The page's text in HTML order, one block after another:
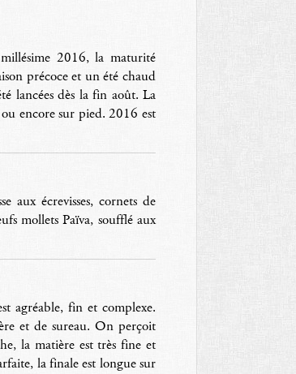
2016, la maturité
précoce et un été chaud
lancées dès la fin août. La
encore sur pied. 2016 est
aux écrevisses, cornets de
mollets Païva, soufflé aux
agréable, fin et complexe.
et de sureau. On perçoit
la matière est très fine et
la finale est longue sur